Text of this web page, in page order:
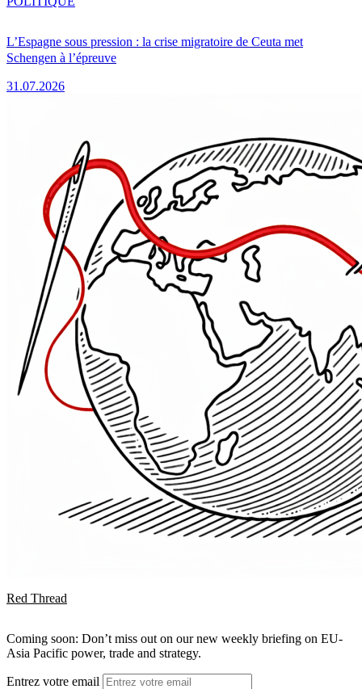
L’Espagne sous pression : la crise migratoire de Ceuta met
Schengen à l’épreuve
31.07.2026
Red Thread
Coming soon: Don’t miss out on our new weekly briefing on EU-
Asia Pacific power, trade and strategy.
Entrez votre email